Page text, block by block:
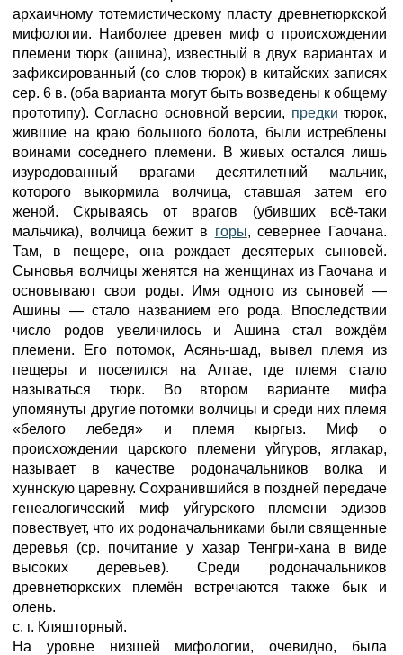
архаичному тотемистическому пласту древнетюркской
мифологии. Наиболее древен миф о происхождении
племени тюрк (ашина), известный в двух вариантах и
зафиксированный (со слов тюрок) в китайских записях
сер. 6 в. (оба варианта могут быть возведены к общему
прототипу). Согласно основной версии, предки тюрок,
жившие на краю большого болота, были истреблены
воинами соседнего племени. В живых остался лишь
изуродованный врагами десятилетний мальчик,
которого выкормила волчица, ставшая затем его
женой. Скрываясь от врагов (убивших всё-таки
мальчика), волчица бежит в горы, севернее Гаочана.
Там, в пещере, она рождает десятерых сыновей.
Сыновья волчицы женятся на женщинах из Гаочана и
основывают свои роды. Имя одного из сыновей —
Ашины — стало названием его рода. Впоследствии
число родов увеличилось и Ашина стал вождём
племени. Его потомок, Асянь-шад, вывел племя из
пещеры и поселился на Алтае, где племя стало
называться тюрк. Во втором варианте мифа
упомянуты другие потомки волчицы и среди них племя
«белого лебедя» и племя кыргыз. Миф о
происхождении царского племени уйгуров, яглакар,
называет в качестве родоначальников волка и
хуннскую царевну. Сохранившийся в поздней передаче
генеалогический миф уйгурского племени эдизов
повествует, что их родоначальниками были священные
деревья (ср. почитание у хазар Тенгри-хана в виде
высоких деревьев). Среди родоначальников
древнетюркских племён встречаются также бык и
олень.
с. г. Кляшторный.
На уровне низшей мифологии, очевидно, была